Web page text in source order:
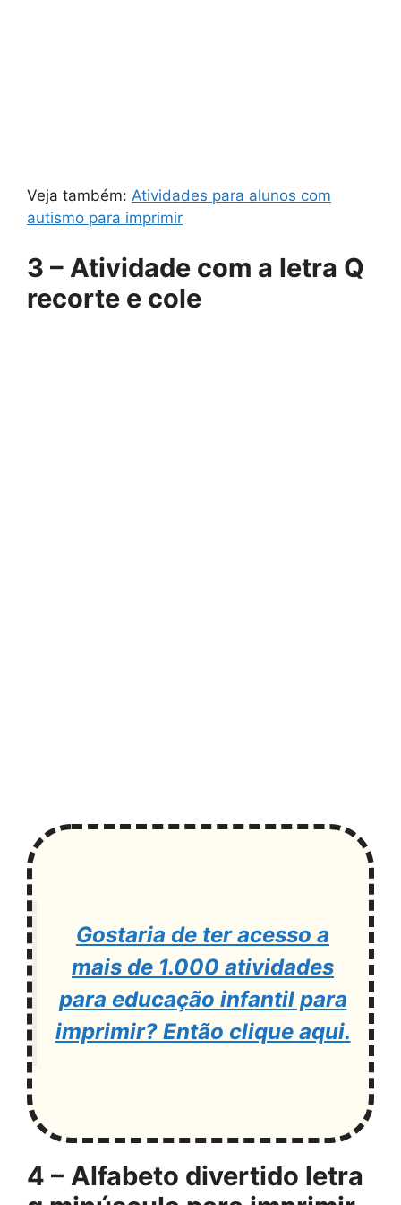
Veja também: Atividades para alunos com
autismo para imprimir
3 – Atividade com a letra Q
recorte e cole
Gostaria de ter acesso a
mais de 1.000 atividades
para educação infantil para
imprimir? Então clique aqui.
4 – Alfabeto divertido letra